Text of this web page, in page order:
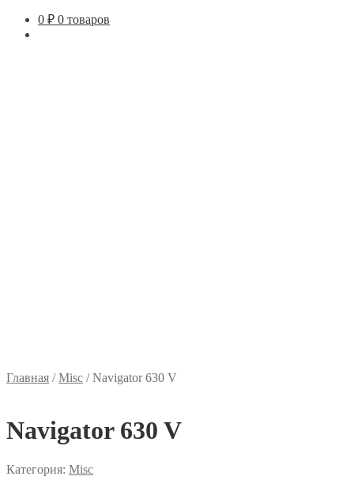
0 ₽ 0 товаров
Главная /Misc /Navigator 630 V
Navigator 630 V
Категория: Misc